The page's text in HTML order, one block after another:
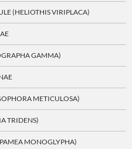
(HELIOTHIS VIRIPLACA)
GAMMA)
METICULOSA)
TRIDENS)
MONOGLYPHA)